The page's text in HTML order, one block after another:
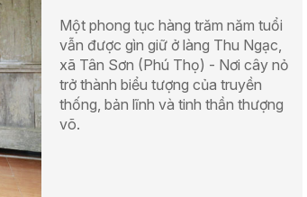
Một phong tục hàng trăm năm tuổi
vẫn được gìn giữ ở làng Thu Ngạc,
xã Tân Sơn (Phú Thọ) - Nơi cây nỏ
trở thành biểu tượng của truyền
thống, bản lĩnh và tinh thần thượng
võ.